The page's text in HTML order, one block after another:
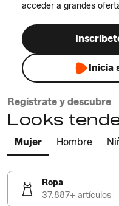
acceder a grandes
Inicia
Regístrate y descubre
Looks
Mujer Hombre
Ropa
37.887+ artículos